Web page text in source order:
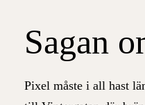
Sagan
Pixel måste i all hast